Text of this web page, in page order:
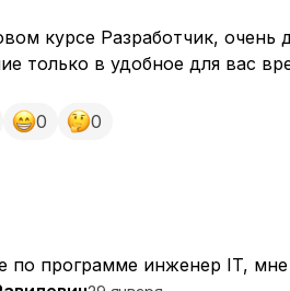
курсе Разработчик,
только в удобное для вас
0 0
по программе инженер IT,